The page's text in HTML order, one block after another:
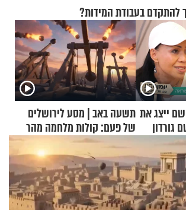
להתקדם בעבודת המידות?
ייצג את
גורדון
תשעה באב | מסע לירושלים
של פעם: קולות מלחמה מהר
הזיתים